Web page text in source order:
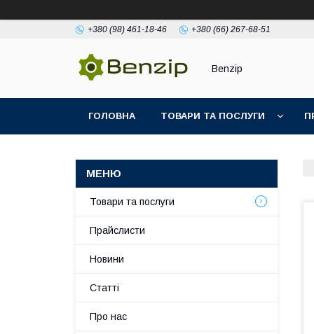
+380 (98) 461-18-46 +380 (66) 267-68-51
Benzip
ГОЛОВНА ТОВАРИ ТА ПОСЛУГИ
Товари та послуги
Прайслисти
Новини
Статті
Про нас